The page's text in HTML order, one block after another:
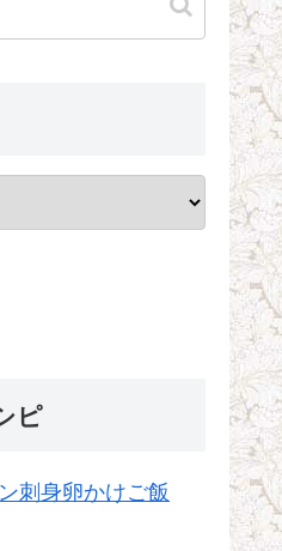
ピ
刺身卵かけご飯